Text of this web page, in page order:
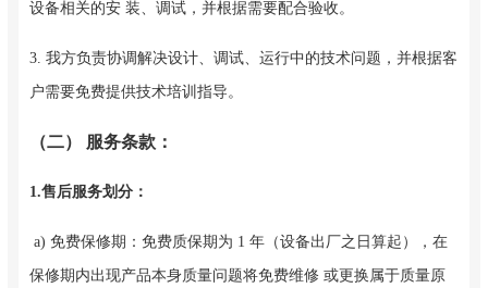
设备相关的安 装、调试，并根据需要配合验收。
3. 我方负责协调解决设计、调试、运行中的技术问题，并根据客
户需要免费提供技术培训指导。
（二） 服务条款：
1.售后服务划分：
a) 免费保修期：免费质保期为 1 年（设备出厂之日算起），在
保修期内出现产品本身质量问题将免费维修 或更换属于质量原